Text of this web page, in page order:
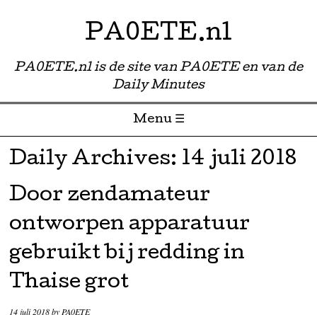
PA0ETE.nl
PA0ETE.nl is de site van PA0ETE en van de
Daily Minutes
Menu ☰
Skip to content
Daily Archives: 14 juli 2018
Door zendamateur
ontworpen apparatuur
gebruikt bij redding in
Thaise grot
14 juli 2018byPA0ETE